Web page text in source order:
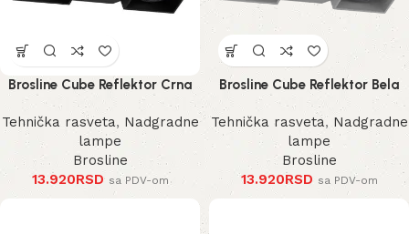
Brosline Cube Reflektor Crna
185 mm
Tehnička rasveta, Nadgradne
lampe
Brosline
13.920RSD sa PDV-om
Brosline Cube Reflektor Bela
185 mm
Tehnička rasveta, Nadgradne
lampe
Brosline
13.920RSD sa PDV-om